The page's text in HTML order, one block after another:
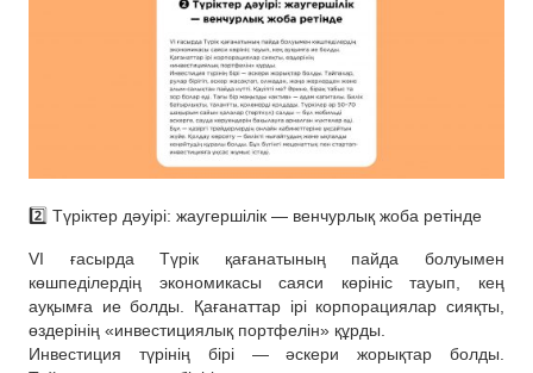
2️⃣ Түріктер дәуірі: жаугершілік — венчурлық жоба ретінде
VI ғасырда Түрік қағанатының пайда болуымен
көшпеділердің экономикасы саяси көрініс тауып, кең
ауқымға ие болды. Қағанаттар ірі корпорациялар сияқты,
өздерінің «инвестициялық портфелін» құрды.
Инвестиция түрінің бірі — әскери жорықтар болды.